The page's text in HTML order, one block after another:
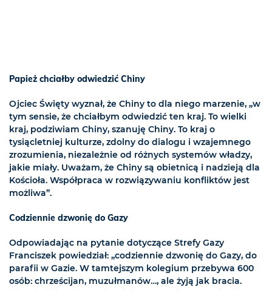
Papież chciałby odwiedzić Chiny
Ojciec Święty wyznał, że Chiny to dla niego marzenie, „w
tym sensie, że chciałbym odwiedzić ten kraj. To wielki
kraj, podziwiam Chiny, szanuję Chiny. To kraj o
tysiącletniej kulturze, zdolny do dialogu i wzajemnego
zrozumienia, niezależnie od różnych systemów władzy,
jakie miały. Uważam, że Chiny są obietnicą i nadzieją dla
Kościoła. Współpraca w rozwiązywaniu konfliktów jest
możliwa”.
Codziennie dzwonię do Gazy
Odpowiadając na pytanie dotyczące Strefy Gazy
Franciszek powiedział: „codziennie dzwonię do Gazy, do
parafii w Gazie. W tamtejszym kolegium przebywa 600
osób: chrześcijan, muzułmanów…, ale żyją jak bracia.